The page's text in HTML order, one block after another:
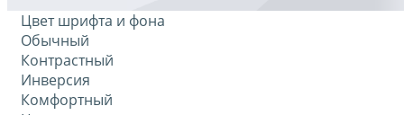
Цвет шрифта и фона
Обычный
Контрастный
Инверсия
Комфортный